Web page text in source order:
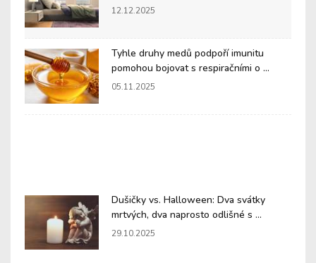
12.12.2025
Tyhle druhy medů podpoří imunitu
pomohou bojovat s respiračními o ...
05.11.2025
Dušičky vs. Halloween: Dva svátky
mrtvých, dva naprosto odlišné s ...
29.10.2025